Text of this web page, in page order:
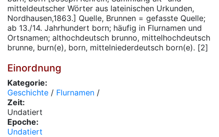
mitteldeutscher Wörter aus lateinischen Urkunden,
Nordhausen,1863.] Quelle, Brunnen = gefasste Quelle;
ab 13./14. Jahrhundert born; häufig in Flurnamen und
Ortsnamen; althochdeutsch brunno, mittelhochdeutsch
brunne, burn(e), born, mittelniederdeutsch born(e). [2]
Einordnung
Kategorie:
Geschichte / Flurnamen /
Zeit:
Undatiert
Epoche:
Undatiert